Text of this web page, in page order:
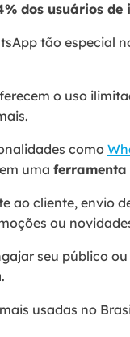
dos usuários
tão especial
o uso
como
uma ferramenta
ao cliente, envio
ou
seu público